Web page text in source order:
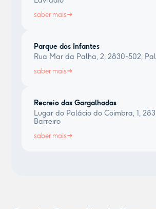
saber mais
Parque dos Infantes
Rua Mar da Palha, 2, 2830-502,
saber mais
Recreio das Gargalhadas
Lugar do Palácio do Coimbra, 1,
Barreiro
saber mais